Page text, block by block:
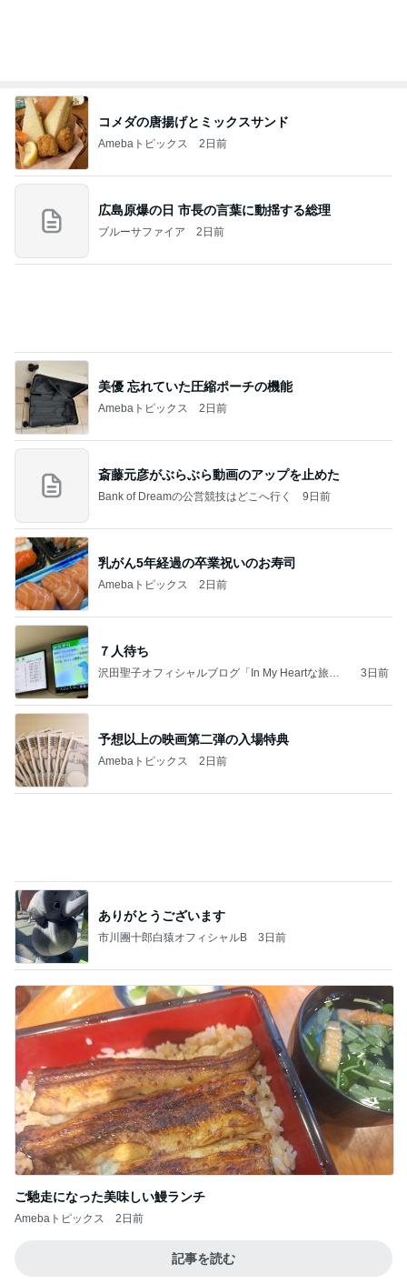
コメダの唐揚げとミックスサンド
Amebaトピックス 2日前
広島原爆の日 市長の言葉に動揺する総理
ブルーサファイア 2日前
美優 忘れていた圧縮ポーチの機能
Amebaトピックス 2日前
斎藤元彦がぶらぶら動画のアップを止めた
Bank of Dreamの公営競技はどこへ行く 9日前
乳がん5年経過の卒業祝いのお寿司
Amebaトピックス 2日前
７人待ち
沢田聖子オフィシャルブログ「In My Heartな旅日
3日前
予想以上の映画第二弾の入場特典
Amebaトピックス 2日前
ありがとうございます
市川團十郎白猿オフィシャルB 3日前
ご馳走になった美味しい鰻ランチ
Amebaトピックス 2日前
記事を読む